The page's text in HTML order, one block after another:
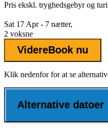
Pris ekskl. tryghedsgebyrog
Sat 17 Apr - 7 nætter,
2 voksne
VidereBook nu
Klik nedenfor for at se
Alternative datoer